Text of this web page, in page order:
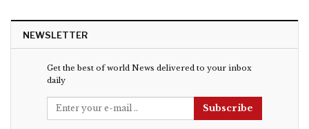
NEWSLETTER
Get the best of world News delivered to your inbox
daily
Subscribe